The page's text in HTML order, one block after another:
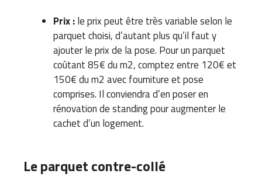
Prix :le prix peut être très variable selon le
parquet choisi, d’autant plus qu’il faut y
ajouter le prix de la pose. Pour un parquet
coûtant 85€ du m2, comptez entre 120€ et
150€ du m2 avec fourniture et pose
comprises. Il conviendra d’en poser en
rénovation de standing pour augmenter le
cachet d’un logement.
Le parquet contre-collé